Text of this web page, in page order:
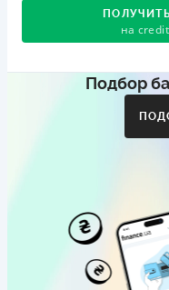
на
Акция: «Кешбэк за
друг
Бронзовый призер
лояльности»
Первый займ
Подбор